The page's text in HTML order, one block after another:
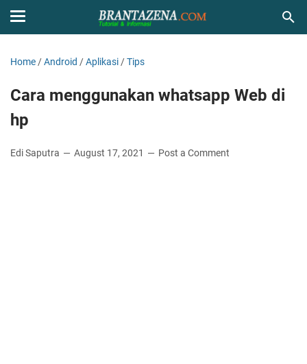
Home /Android /Aplikasi /Tips
Cara menggunakan whatsapp Web di
hp
Edi Saputra August 17, 2021 Post a Comment